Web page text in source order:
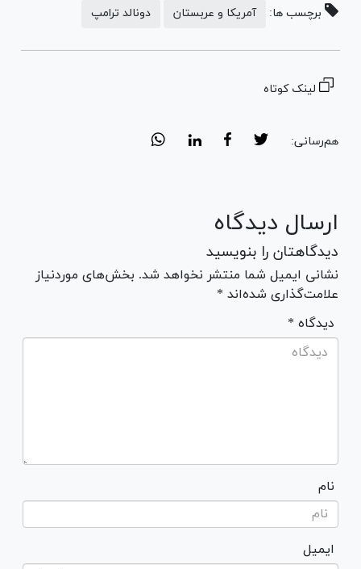
برچسب ها: آمریکا و عربستان دونالد ترامپ
لینک کوتاه
هم‌رسانی:
ارسال دیدگاه
دیدگاهتان را بنویسید
نشانی ایمیل شما منتشر نخواهد شد. بخش‌های موردنیاز
علامت‌گذاری شده‌اند *
* دیدگاه
نام
ایمیل